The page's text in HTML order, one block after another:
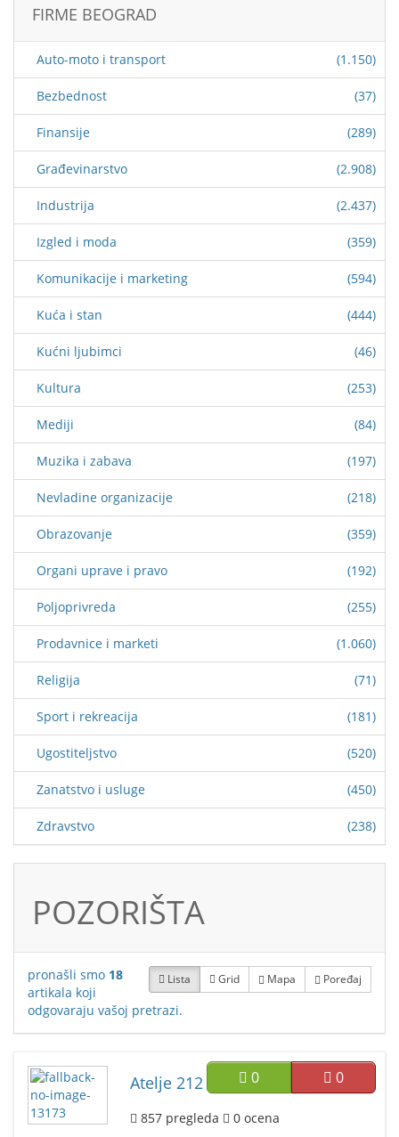
FIRME BEOGRAD
Auto-moto i transport (1.150)
Bezbednost (37)
Finansije (289)
Građevinarstvo (2.908)
Industrija (2.437)
Izgled i moda (359)
Komunikacije i marketing (594)
Kuća i stan (444)
Kućni ljubimci (46)
Kultura (253)
Mediji (84)
Muzika i zabava (197)
Nevladine organizacije (218)
Obrazovanje (359)
Organi uprave i pravo (192)
Poljoprivreda (255)
Prodavnice i marketi (1.060)
Religija (71)
Sport i rekreacija (181)
Ugostiteljstvo (520)
Zanatstvo i usluge (450)
Zdravstvo (238)
POZORIŠTA
Lista Grid Mapa Poređaj
pronašli smo 18
artikala koji
odgovaraju vašoj pretrazi.
0 0
Atelje 212
857 pregleda 0 ocena